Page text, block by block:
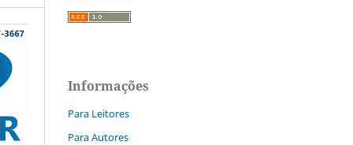
Informações
Para Leitores
Para Autores